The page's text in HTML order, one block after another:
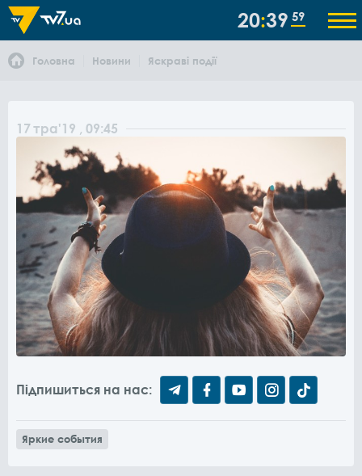
20 39 59
Головна Новини Яскраві події
17 тра'19 , 09:45
Підпишиться на нас:
Яркие события